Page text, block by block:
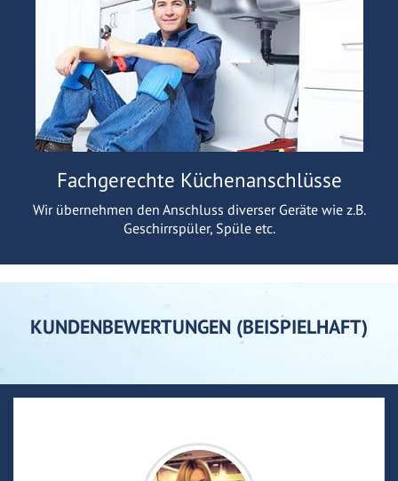
Fachgerechte Küchenanschlüsse
Wir übernehmen den Anschluss diverser Geräte wie z.B.
Geschirrspüler, Spüle etc.
KUNDENBEWERTUNGEN (BEISPIELHAFT)